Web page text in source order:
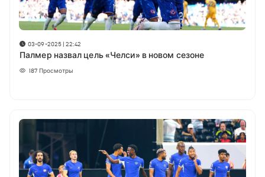
03-09-2025 | 22:42
Палмер назвал цель «Челси» в новом сезоне
187 Просмотры